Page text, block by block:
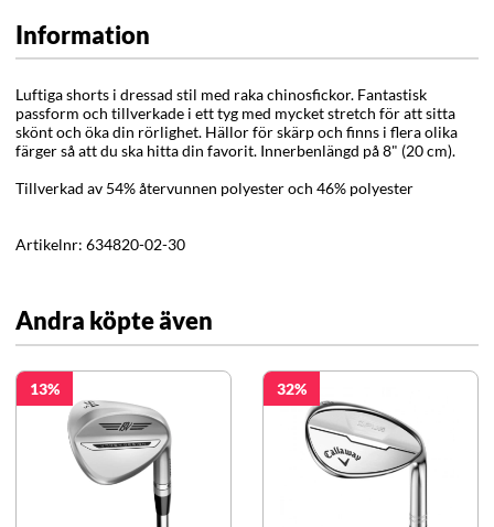
Information
Luftiga shorts i dressad stil med raka chinosfickor. Fantastisk
passform och tillverkade i ett tyg med mycket stretch för att sitta
skönt och öka din rörlighet. Hällor för skärp och finns i flera olika
färger så att du ska hitta din favorit. Innerbenlängd på 8" (20 cm).
Tillverkad av 54% återvunnen polyester och 46% polyester
Artikelnr: 634820-02-30
Andra köpte även
13 32